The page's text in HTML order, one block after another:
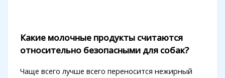
Какие молочные продукты считаются
относительно безопасными для собак?
Чаще всего лучше всего переносится нежирный